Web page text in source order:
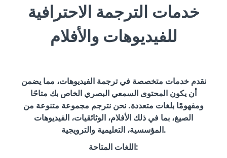
خدمات الترجمة الاحترافية
للفيديوهات والأفلام
نقدم خدمات متخصصة في ترجمة الفيديوهات، مما يضمن
أن يكون المحتوى السمعي البصري الخاص بك متاحًا
ومفهومًا بلغات متعددة. نحن نترجم مجموعة متنوعة من
الصيغ، بما في ذلك الأفلام، الوثائقيات، الفيديوهات
المؤسسية، التعليمية والترويجية.
اللغات المتاحة: